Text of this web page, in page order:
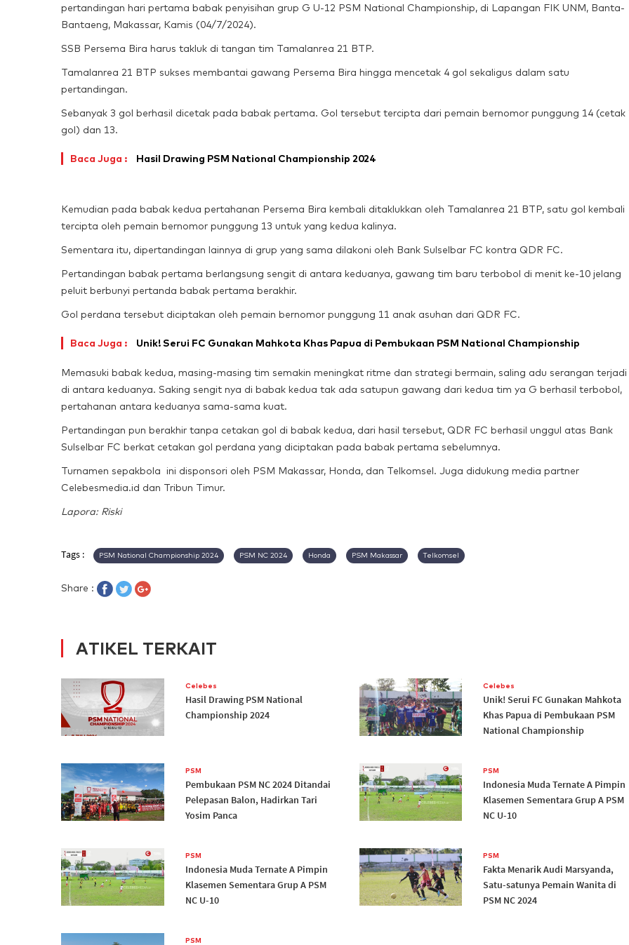
pertandingan hari pertama babak penyisihan grup G U-12 PSM National Championship, di Lapangan FIK UNM, Banta-
Bantaeng, Makassar, Kamis (04/7/2024).
SSB Persema Bira harus takluk di tangan tim Tamalanrea 21 BTP.
Tamalanrea 21 BTP sukses membantai gawang Persema Bira hingga mencetak 4 gol sekaligus dalam satu
pertandingan.
Sebanyak 3 gol berhasil dicetak pada babak pertama. Gol tersebut tercipta dari pemain bernomor punggung 14 (cetak
gol) dan 13.
Baca Juga : Hasil Drawing PSM National Championship 2024
Kemudian pada babak kedua pertahanan Persema Bira kembali ditaklukkan oleh Tamalanrea 21 BTP, satu gol kembali
tercipta oleh pemain bernomor punggung 13 untuk yang kedua kalinya.
Sementara itu, dipertandingan lainnya di grup yang sama dilakoni oleh Bank Sulselbar FC kontra QDR FC.
Pertandingan babak pertama berlangsung sengit di antara keduanya, gawang tim baru terbobol di menit ke-10 jelang
peluit berbunyi pertanda babak pertama berakhir.
Gol perdana tersebut diciptakan oleh pemain bernomor punggung 11 anak asuhan dari QDR FC.
Baca Juga : Unik! Serui FC Gunakan Mahkota Khas Papua di Pembukaan PSM National Championship
Memasuki babak kedua, masing-masing tim semakin meningkat ritme dan strategi bermain, saling adu serangan terjadi
di antara keduanya. Saking sengit nya di babak kedua tak ada satupun gawang dari kedua tim ya G berhasil terbobol,
pertahanan antara keduanya sama-sama kuat.
Pertandingan pun berakhir tanpa cetakan gol di babak kedua, dari hasil tersebut, QDR FC berhasil unggul atas Bank
Sulselbar FC berkat cetakan gol perdana yang diciptakan pada babak pertama sebelumnya.
Turnamen sepakbola ini disponsori oleh PSM Makassar, Honda, dan Telkomsel. Juga didukung media partner
Celebesmedia.id dan Tribun Timur.
Lapora: Riski
Tags : PSM National Championship 2024 PSM NC 2024 Honda PSM Makassar Telkomsel
Share :
ATIKEL TERKAIT
Celebes
Hasil Drawing PSM National
Championship 2024
Celebes
Unik! Serui FC Gunakan Mahkota
Khas Papua di Pembukaan PSM
National Championship
PSM
Pembukaan PSM NC 2024 Ditandai
Pelepasan Balon, Hadirkan Tari
Yosim Panca
PSM
Indonesia Muda Ternate A Pimpin
Klasemen Sementara Grup A PSM
NC U-10
PSM
Indonesia Muda Ternate A Pimpin
Klasemen Sementara Grup A PSM
NC U-10
PSM
Fakta Menarik Audi Marsyanda,
Satu-satunya Pemain Wanita di
PSM NC 2024
PSM